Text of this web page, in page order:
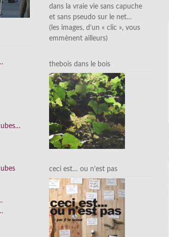
dans la vraie vie sans capuche
et sans pseudo sur le net…
(les images, d’un « clic », vous
emmènent ailleurs)
thebois dans le bois
ceci est… ou n’est pas